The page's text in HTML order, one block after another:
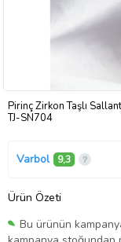
Pirinç Zirkon Taşlı
TJ-SN704
Varbol 9,3
Ürün Özeti
Bu ürünün